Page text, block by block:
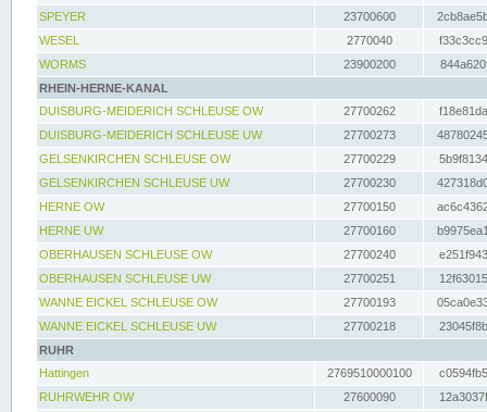
SPEYER
23700600
WESEL
2770040
WORMS
23900200
RHEIN-HERNE-KANAL
DUISBURG-MEIDERICH SCHLEUSE OW
27700262
DUISBURG-MEIDERICH SCHLEUSE UW
27700273
GELSENKIRCHEN SCHLEUSE OW
27700229
GELSENKIRCHEN SCHLEUSE UW
27700230
HERNE OW
27700150
HERNE UW
27700160
OBERHAUSEN SCHLEUSE OW
27700240
OBERHAUSEN SCHLEUSE UW
27700251
WANNE EICKEL SCHLEUSE OW
27700193
WANNE EICKEL SCHLEUSE UW
27700218
RUHR
Hattingen
2769510000100
RUHRWEHR OW
27600090